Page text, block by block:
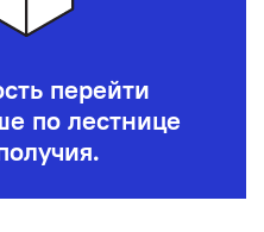
перейти
по лестнице